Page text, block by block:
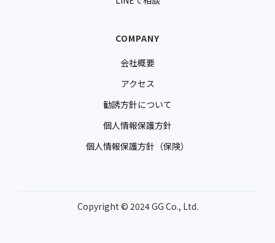
COMPANY
会社概要
アクセス
勧誘方針について
個人情報保護方針
個人情報保護方針（保険）
Copyright © 2024 GG Co., Ltd.